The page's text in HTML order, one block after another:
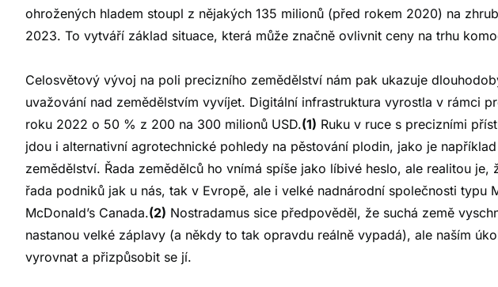
ohrožených hladem stoupl z nějakých 135 milionů (před rokem 2020) na
2023. To vytváří základ situace, která může značně ovlivnit ceny na trhu
Celosvětový vývoj na poli precizního zemědělství nám pak ukazuje
uvažování nad zemědělstvím vyvíjet. Digitální infrastruktura vyrostla v rámci
roku 2022 o 50 % z 200 na 300 milionů USD.(1) Ruku v ruce s precizními
jdou i alternativní agrotechnické pohledy na pěstování plodin, jako je
zemědělství. Řada zemědělců ho vnímá spíše jako líbivé heslo, ale realitou je,
řada podniků jak u nás, tak v Evropě, ale i velké nadnárodní společnosti typu
McDonald’s Canada.(2) Nostradamus sice předpověděl, že suchá země
nastanou velké záplavy (a někdy to tak opravdu reálně vypadá), ale naším
vyrovnat a přizpůsobit se jí.